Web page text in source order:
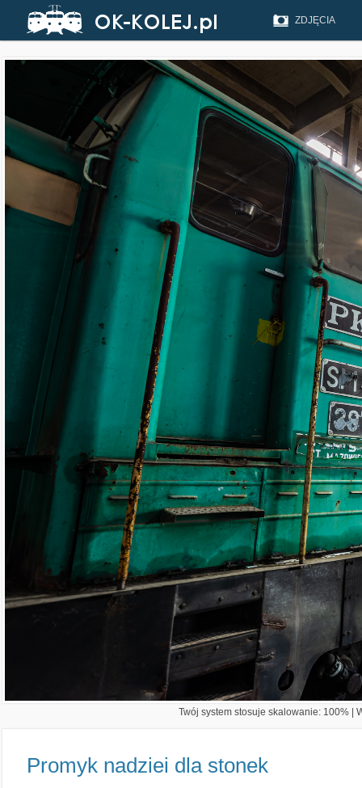
ZDJĘCIA
Twój system stosuje skalowanie: 100% |
Promyk nadziei dla stonek